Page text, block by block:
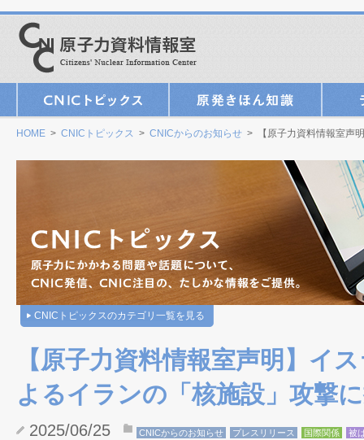
HOME > CNICトピックス > CNICからのお知らせ > 【原子力資料情報室声
CNICトピックスのカテゴリ一覧を見る
【原子力資料情報室声明】イ
よるイランの「核施設」攻撃
2025/06/25 CNICからのお知らせ プレスリリース 国際関係 被